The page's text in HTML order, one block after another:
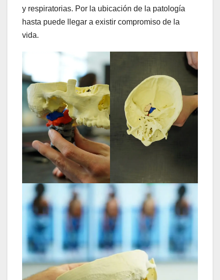
y respiratorias. Por la ubicación de la patología
hasta puede llegar a existir compromiso de la
vida.